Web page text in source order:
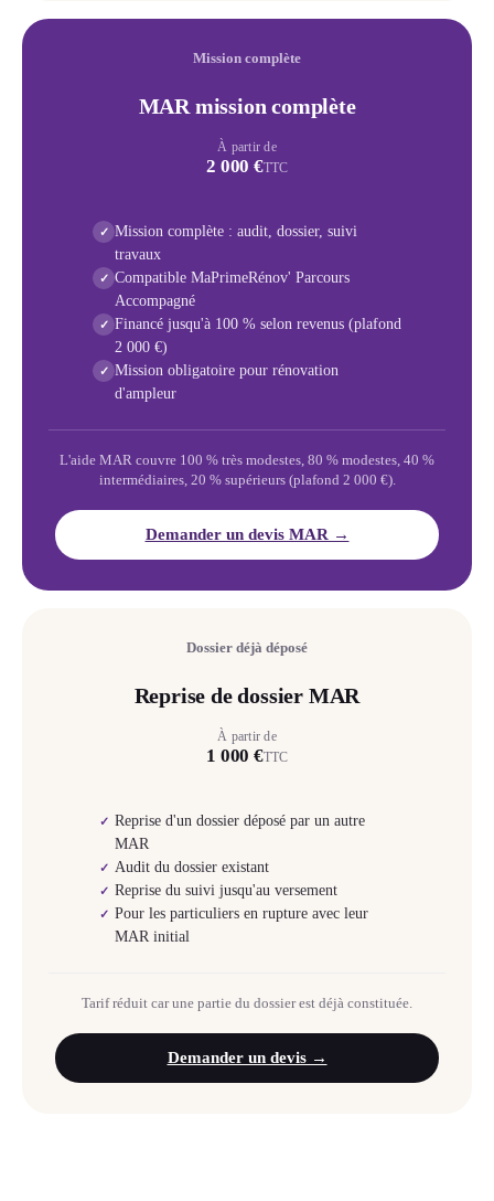
Mission complète
MAR mission complète
À partir de
2 000 €TTC
✓ Mission complète : audit, dossier, suivi
travaux
✓ Compatible MaPrimeRénov' Parcours
Accompagné
✓ Financé jusqu'à 100 % selon revenus (plafond
2 000 €)
✓ Mission obligatoire pour rénovation
d'ampleur
L'aide MAR couvre 100 % très modestes, 80 % modestes, 40 %
intermédiaires, 20 % supérieurs (plafond 2 000 €).
Demander un devis MAR →
Dossier déjà déposé
Reprise de dossier MAR
À partir de
1 000 €TTC
✓ Reprise d'un dossier déposé par un autre
MAR
✓ Audit du dossier existant
✓ Reprise du suivi jusqu'au versement
✓ Pour les particuliers en rupture avec leur
MAR initial
Tarif réduit car une partie du dossier est déjà constituée.
Demander un devis →